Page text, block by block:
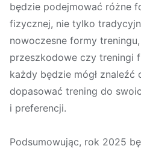
będzie podejmować różne
fizycznej, nie tylko
nowoczesne formy
przeszkodowe czy treningi
każdy będzie mógł znaleźć
dopasować trening do
i preferencji.
Podsumowując, rok 2025